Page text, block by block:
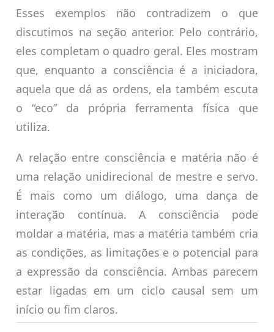
Esses exemplos não contradizem o que
discutimos na seção anterior. Pelo contrário,
eles completam o quadro geral. Eles mostram
que, enquanto a consciência é a iniciadora,
aquela que dá as ordens, ela também escuta
o “eco” da própria ferramenta física que
utiliza.
A relação entre consciência e matéria não é
uma relação unidirecional de mestre e servo.
É mais como um diálogo, uma dança de
interação contínua. A consciência pode
moldar a matéria, mas a matéria também cria
as condições, as limitações e o potencial para
a expressão da consciência. Ambas parecem
estar ligadas em um ciclo causal sem um
início ou fim claros.